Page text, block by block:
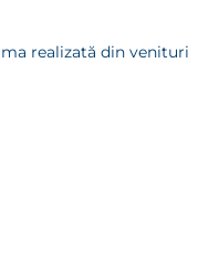
realizată din venituri